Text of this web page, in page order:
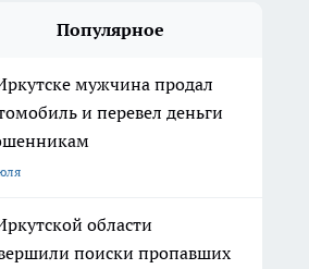
Популярное
мужчина продал
и перевел деньги
области
поиски пропавших